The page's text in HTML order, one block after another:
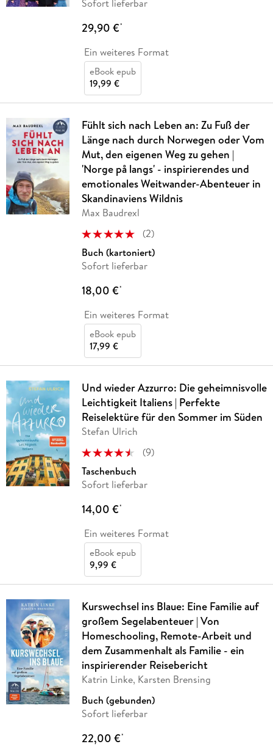
Sofort lieferbar
29,90 €*
Ein weiteres Format
eBook epub
19,99 €
Fühlt sich nach Leben an: Zu Fuß der
Länge nach durch Norwegen oder Vom
Mut, den eigenen Weg zu gehen |
'Norge på langs' - inspirierendes und
emotionales Weitwander-Abenteuer in
Skandinaviens Wildnis
Max Baudrexl
(2)
Buch (kartoniert)
Sofort lieferbar
18,00 €*
Ein weiteres Format
eBook epub
17,99 €
Und wieder Azzurro: Die geheimnisvolle
Leichtigkeit Italiens | Perfekte
Reiselektüre für den Sommer im Süden
Stefan Ulrich
(9)
Taschenbuch
Sofort lieferbar
14,00 €*
Ein weiteres Format
eBook epub
9,99 €
Kurswechsel ins Blaue: Eine Familie auf
großem Segelabenteuer | Von
Homeschooling, Remote-Arbeit und
dem Zusammenhalt als Familie - ein
inspirierender Reisebericht
Katrin Linke, Karsten Brensing
Buch (gebunden)
Sofort lieferbar
22,00 €*